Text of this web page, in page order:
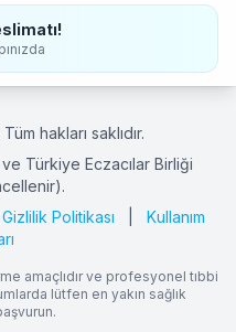
hakları saklıdır.
ve Türkiye Eczacılar Birliği
Gizlilik Politikası
Kullanım
amaçlıdır ve profesyonel tıbbi
lütfen en yakın sağlık